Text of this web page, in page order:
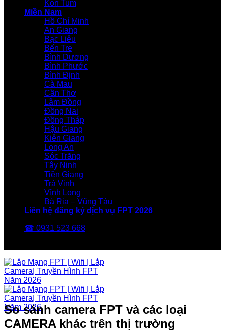
Kon Tum
Miền Nam
Hồ Chí Minh
An Giang
Bạc Liêu
Bến Tre
Bình Dương
Bình Phước
Bình Định
Cà Mau
Cần Thơ
Lâm Đồng
Đồng Nai
Đồng Tháp
Hậu Giang
Kiên Giang
Long An
Sóc Trăng
Tây Ninh
Tiền Giang
Trà Vinh
Vĩnh Long
Bà Rịa – Vũng Tàu
Liên hệ đăng ký dịch vụ FPT 2026
☎ 0931 523 668
So sánh camera FPT và các loại
CAMERA khác trên thị trường